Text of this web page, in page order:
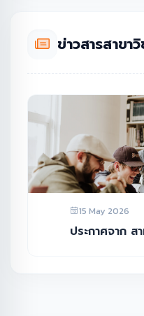
ข่าวสารสาขา
15 May 2026
ประกาศจาก